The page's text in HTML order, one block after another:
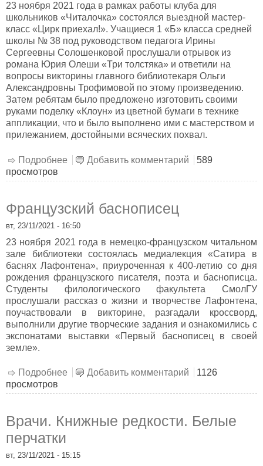
23 ноября 2021 года в рамках работы клуба для
школьников «Читалочка» состоялся выездной мастер-
класс «Цирк приехал!». Учащиеся 1 «Б» класса средней
школы № 38 под руководством педагога Ирины
Сергеевны Солошенковой прослушали отрывок из
романа Юрия Олеши «Три толстяка» и ответили на
вопросы викторины главного библиотекаря Ольги
Александровны Трофимовой по этому произведению.
Затем ребятам было предложено изготовить своими
руками поделку «Клоун» из цветной бумаги в технике
аппликации, что и было выполнено ими с мастерством и
прилежанием, достойными всяческих похвал.
Подробнее о «Цирк приехал!»
Добавить комментарий
589
просмотров
Французский баснописец
вт, 23/11/2021 - 16:50
23 ноября 2021 года в немецко-французском читальном
зале библиотеки состоялась медиалекция «Сатира в
баснях Лафонтена», приуроченная к 400-летию со дня
рождения французского писателя, поэта и баснописца.
Студенты филологического факультета СмолГУ
прослушали рассказ о жизни и творчестве Лафонтена,
поучаствовали в викторине, разгадали кроссворд,
выполнили другие творческие задания и ознакомились с
экспонатами выставки «Первый баснописец в своей
земле».
Подробнее о Французский баснописец
Добавить комментарий
1126
просмотров
Врачи. Книжные редкости. Белые
перчатки
вт, 23/11/2021 - 15:15